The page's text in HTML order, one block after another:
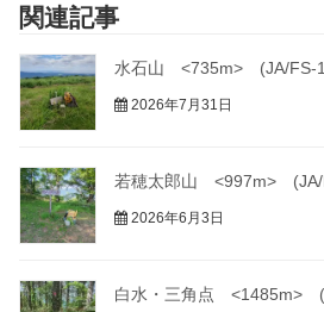
関連記事
水石山 <735m> (JA/FS-
2026年7月31日
若穂太郎山 <997m>
2026年6月3日
白水・三角点 <1485m>